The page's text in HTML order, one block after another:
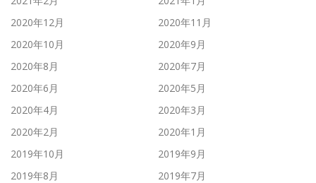
2020年12月
2020年11月
2020年10月
2020年9月
2020年8月
2020年7月
2020年6月
2020年5月
2020年4月
2020年3月
2020年2月
2020年1月
2019年10月
2019年9月
2019年8月
2019年7月